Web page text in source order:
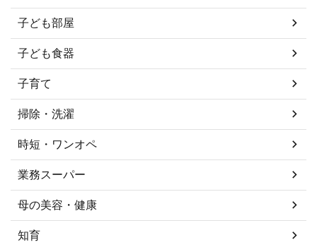
子ども部屋
子ども食器
子育て
掃除・洗濯
時短・ワンオペ
業務スーパー
母の美容・健康
知育